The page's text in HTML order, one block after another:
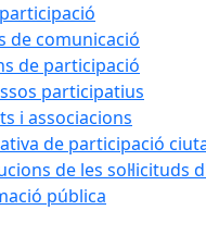
de comunicació
de participació
participatius
i associacions
de participació
de les sol·licituds
pública